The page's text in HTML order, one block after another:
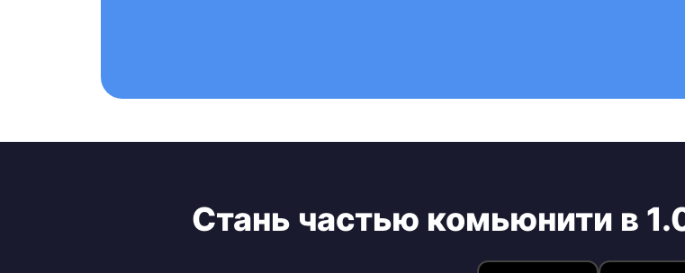
Стань частью комьюнити в